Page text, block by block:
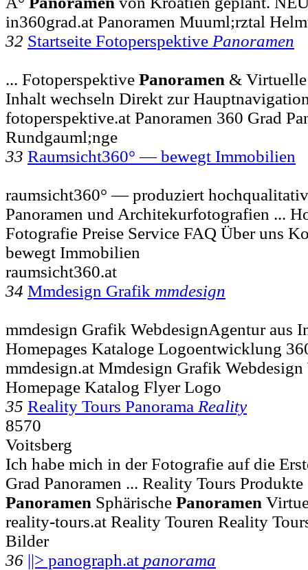
in360grad.at Panoramen Muuml;rztal
32 Startseite Fotoperspektive Panoramen
... Fotoperspektive Panoramen & Virtuelle
Inhalt wechseln Direkt zur
fotoperspektive.at Panoramen 360 Grad
Rundgauml;nge
33 Raumsicht360° — bewegt Immobilien
raumsicht360° — produziert
Panoramen und Architekurfotografien ...
Fotografie Preise Service FAQ Über uns
bewegt Immobilien
raumsicht360.at
34 Mmdesign Grafik mmdesign
mmdesign Grafik WebdesignAgentur aus
Homepages Kataloge Logoentwicklung
mmdesign.at Mmdesign Grafik Webdesign
Homepage Katalog Flyer Logo
35 Reality Tours Panorama Reality
8570
Voitsberg
Ich habe mich in der Fotografie auf die
Grad Panoramen ... Reality Tours
Panoramen Sphärische Panoramen
reality-tours.at Reality Touren Reality
Bilder
36 ||> panograph.at panorama